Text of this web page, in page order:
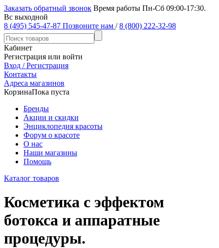
Заказать обратный звонок Время работы Пн-Сб 09:00-17:30.
Вс выходной
8 (495) 545-47-87 Позвоните нам / 8 (800) 222-32-98
Кабинет
Регистрация или войти
Вход / Регистрация
Контакты
Адреса магазинов
КорзинаПока пуста
Бренды
Акции и скидки
Энциклопедия красоты
Форум о красоте
О нас
Наши магазины
Помощь
Каталог товаров
Косметика с эффектом
ботокса и аппаратные
процедуры.